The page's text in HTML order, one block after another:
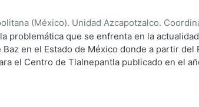
(México). Unidad Azcapotzalco.
09)Borjes Flores, Enya Kassandra;Díaz
problemática que se enfrenta en la
en el Estado de México donde a partir del
el Centro de Tlalnepantla publicado en el